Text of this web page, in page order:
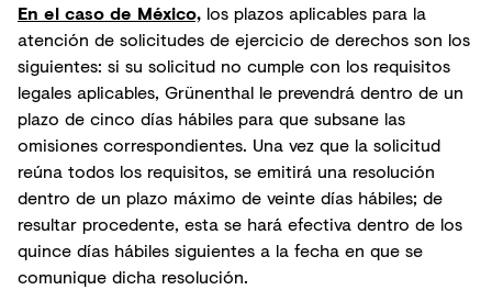
En el caso de México, los plazos aplicables para la
atención de solicitudes de ejercicio de derechos son los
siguientes: si su solicitud no cumple con los requisitos
legales aplicables, Grünenthal le prevendrá dentro de un
plazo de cinco días hábiles para que subsane las
omisiones correspondientes. Una vez que la solicitud
reúna todos los requisitos, se emitirá una resolución
dentro de un plazo máximo de veinte días hábiles; de
resultar procedente, esta se hará efectiva dentro de los
quince días hábiles siguientes a la fecha en que se
comunique dicha resolución.